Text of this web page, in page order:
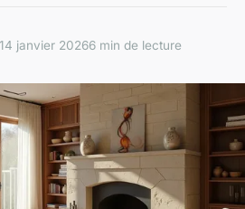
14 janvier 20266 min de lecture